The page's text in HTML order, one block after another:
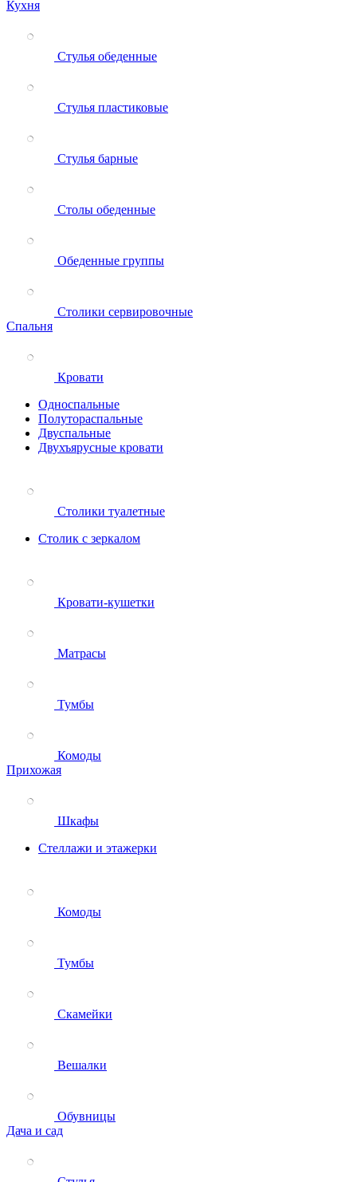
Кухня
Стулья обеденные
Стулья пластиковые
Стулья барные
Столы обеденные
Обеденные группы
Столики сервировочные
Спальня
Кровати
Односпальные
Полутораспальные
Двуспальные
Двухъярусные кровати
Столики туалетные
Столик с зеркалом
Кровати-кушетки
Матрасы
Тумбы
Комоды
Прихожая
Шкафы
Стеллажи и этажерки
Комоды
Тумбы
Скамейки
Вешалки
Обувницы
Дача и сад